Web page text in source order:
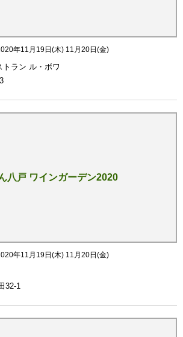
年11月19日(木) 11月20日(金)
ラン ル・ボワ
八戸 ワインガーデン2020
年11月19日(木) 11月20日(金)
32-1